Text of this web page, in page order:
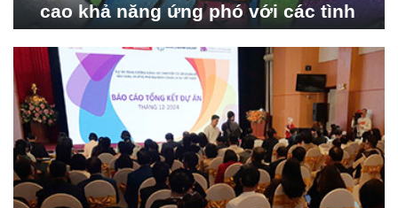
cao khả năng ứng phó với các tình